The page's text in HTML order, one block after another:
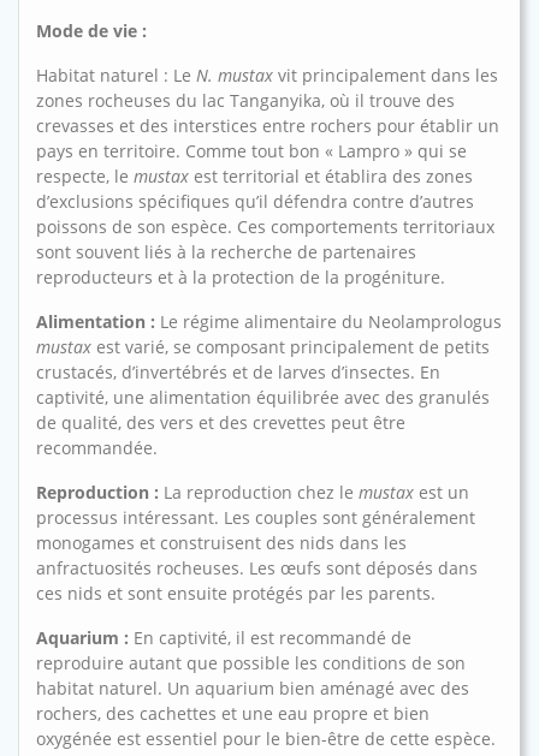
Mode de vie :
Habitat naturel : Le N. mustax vit principalement dans les
zones rocheuses du lac Tanganyika, où il trouve des
crevasses et des interstices entre rochers pour établir un
pays en territoire. Comme tout bon « Lampro » qui se
respecte, le mustax est territorial et établira des zones
d’exclusions spécifiques qu’il défendra contre d’autres
poissons de son espèce. Ces comportements territoriaux
sont souvent liés à la recherche de partenaires
reproducteurs et à la protection de la progéniture.
Alimentation : Le régime alimentaire du Neolamprologus
mustax est varié, se composant principalement de petits
crustacés, d’invertébrés et de larves d’insectes. En
captivité, une alimentation équilibrée avec des granulés
de qualité, des vers et des crevettes peut être
recommandée.
Reproduction : La reproduction chez le mustax est un
processus intéressant. Les couples sont généralement
monogames et construisent des nids dans les
anfractuosités rocheuses. Les œufs sont déposés dans
ces nids et sont ensuite protégés par les parents.
Aquarium : En captivité, il est recommandé de
reproduire autant que possible les conditions de son
habitat naturel. Un aquarium bien aménagé avec des
rochers, des cachettes et une eau propre et bien
oxygénée est essentiel pour le bien-être de cette espèce.